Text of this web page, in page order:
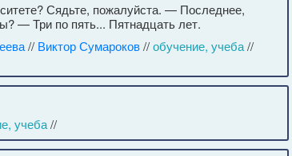
Сядьте, пожалуйста. — Последнее,
— Три по пять... Пятнадцать лет.
// Виктор Сумароков//обучение, учеба//
учеба//